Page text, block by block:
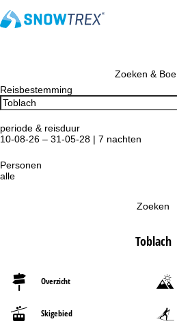
Zoeken &
Reisbestemming
periode & reisduur
10-08-26 – 31-05-28 | 7 nachten
Personen
alle
Zoeken
Toblach
Overzicht
Skigebied